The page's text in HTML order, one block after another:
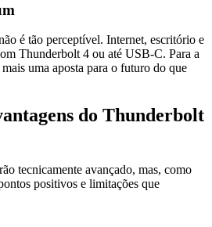
é tão perceptível. Internet, escritório e
Thunderbolt 4 ou até USB-C. Para a
uma aposta para o futuro do que
do Thunderbolt
tecnicamente avançado, mas, como
positivos e limitações que